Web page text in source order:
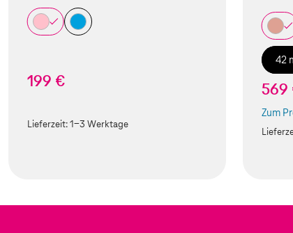
199 €
Lieferzeit:1-3 Werktage
42
569
Zum
(Der